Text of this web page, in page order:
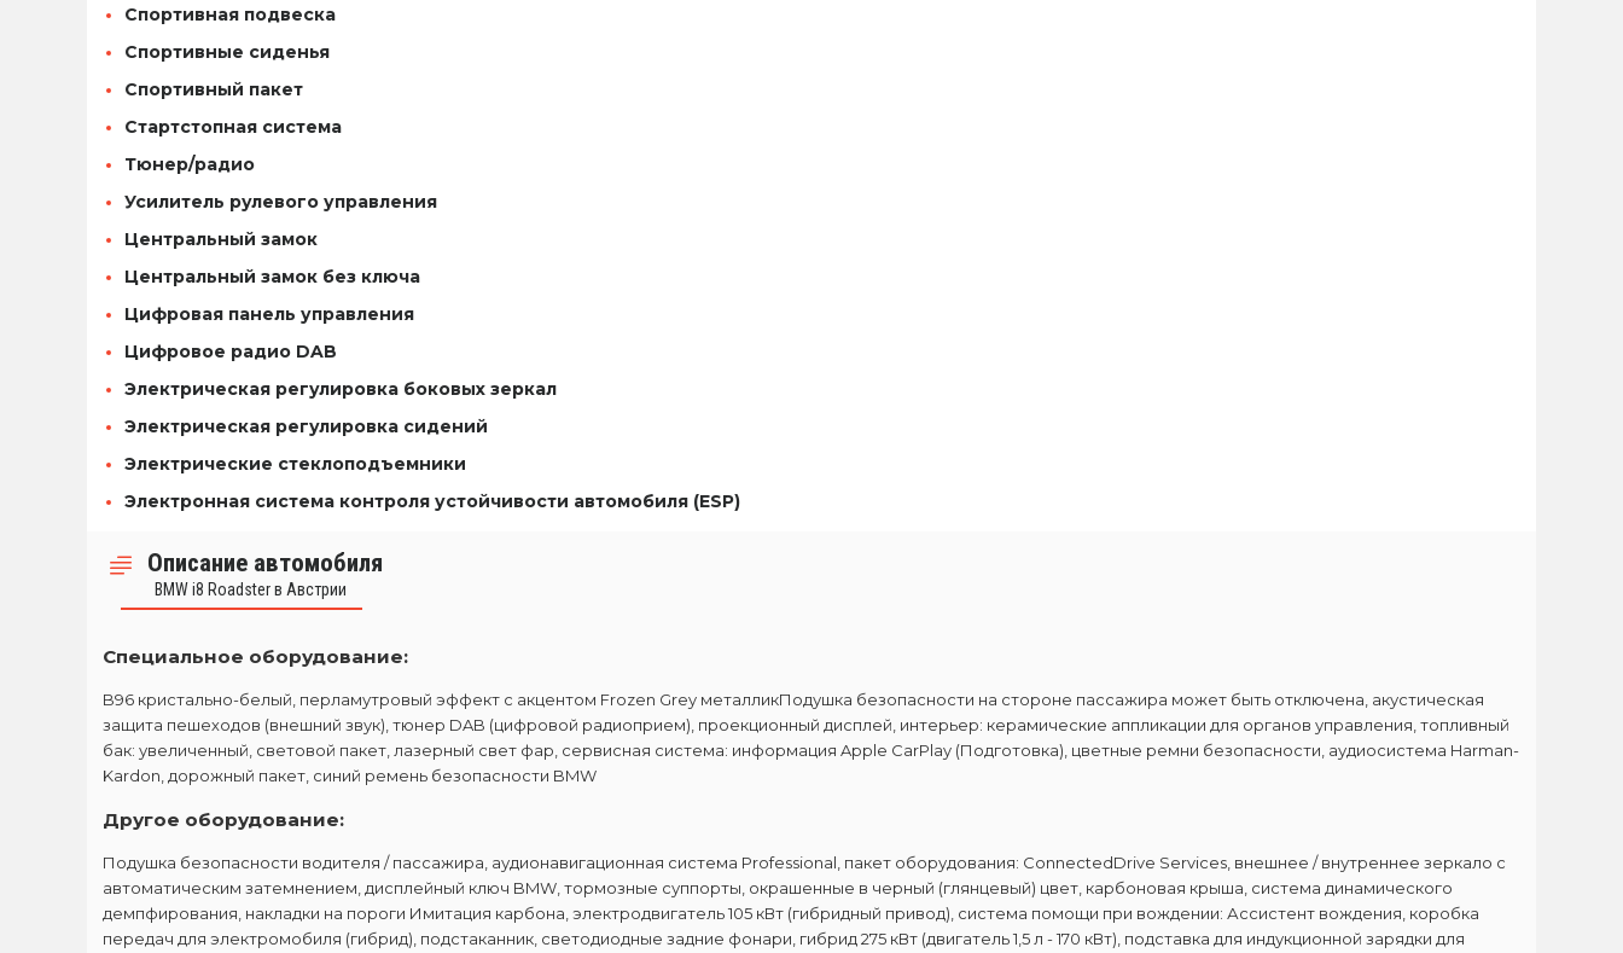
Спортивная подвеска
Спортивные сиденья
Спортивный пакет
Стартстопная система
Тюнер/радио
Усилитель рулевого управления
Центральный замок
Центральный замок без ключа
Цифровая панель управления
Цифровое радио DAB
Электрическая регулировка боковых зеркал
Электрическая регулировка сидений
Электрические стеклоподъемники
Электронная система контроля устойчивости автомобиля (ESP)
Описание автомобиля
BMW i8 Roadster в Австрии
Специальное оборудование:
B96 кристально-белый, перламутровый эффект с акцентом Frozen Grey металликПодушка безопасности на стороне пассажира может быть отключена, акустическая
защита пешеходов (внешний звук), тюнер DAB (цифровой радиоприем), проекционный дисплей, интерьер: керамические аппликации для органов управления, топливный
бак: увеличенный, световой пакет, лазерный свет фар, сервисная система: информация Apple CarPlay (Подготовка), цветные ремни безопасности, аудиосистема Harman-
Kardon, дорожный пакет, синий ремень безопасности BMW
Другое оборудование:
Подушка безопасности водителя / пассажира, аудионавигационная система Professional, пакет оборудования: ConnectedDrive Services, внешнее / внутреннее зеркало с
автоматическим затемнением, дисплейный ключ BMW, тормозные суппорты, окрашенные в черный (глянцевый) цвет, карбоновая крыша, система динамического
демпфирования, накладки на пороги Имитация карбона, электродвигатель 105 кВт (гибридный привод), система помощи при вождении: Ассистент вождения, коробка
передач для электромобиля (гибрид), подстаканник, светодиодные задние фонари, гибрид 275 кВт (двигатель 1,5 л - 170 кВт), подставка для индукционной зарядки для